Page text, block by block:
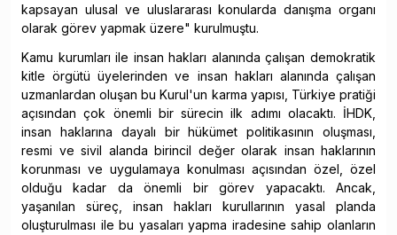
kapsayan ulusal ve uluslararası konularda danışma organı
olarak görev yapmak üzere" kurulmuştu.
Kamu kurumları ile insan hakları alanında çalışan demokratik
kitle örgütü üyelerinden ve insan hakları alanında çalışan
uzmanlardan oluşan bu Kurul'un karma yapısı, Türkiye pratiği
açısından çok önemli bir sürecin ilk adımı olacaktı. İHDK,
insan haklarına dayalı bir hükümet politikasının oluşması,
resmi ve sivil alanda birincil değer olarak insan haklarının
korunması ve uygulamaya konulması açısından özel, özel
olduğu kadar da önemli bir görev yapacaktı. Ancak,
yaşanılan süreç, insan hakları kurullarının yasal planda
oluşturulması ile bu yasaları yapma iradesine sahip olanların